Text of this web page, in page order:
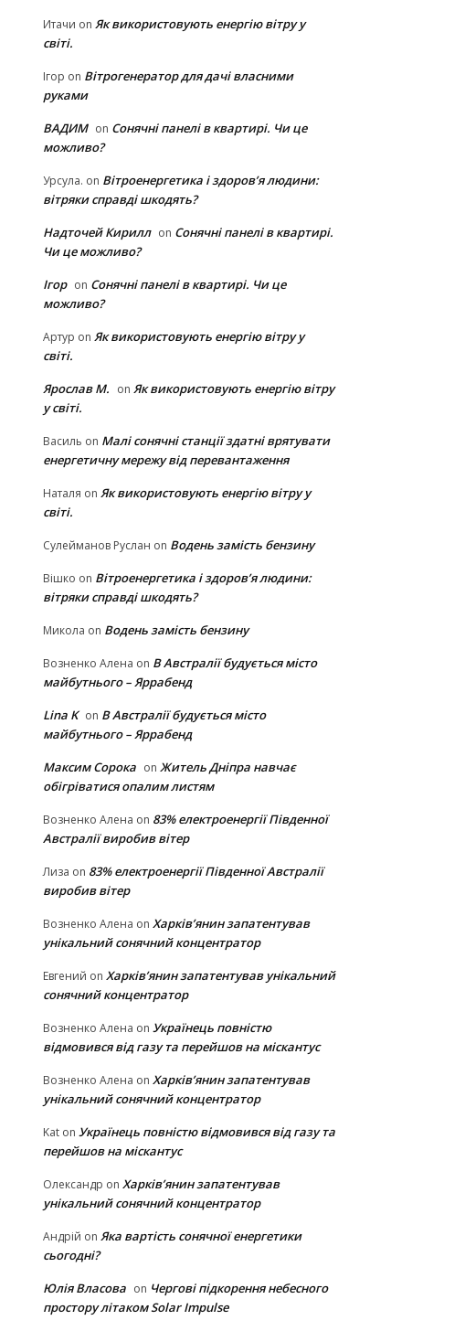
Итачи on Як використовують енергію вітру у
світі.
Ігор on Вітрогенератор для дачі власними
руками
ВАДИМ on Сонячні панелі в квартирі. Чи це
можливо?
Урсула. on Вітроенергетика і здоров’я людини:
вітряки cправді шкодять?
Надточей Кирилл on Сонячні панелі в квартирі.
Чи це можливо?
Ігор on Сонячні панелі в квартирі. Чи це
можливо?
Артур on Як використовують енергію вітру у
світі.
Ярослав М. on Як використовують енергію вітру
у світі.
Василь on Малі сонячні станції здатні врятувати
енергетичну мережу від перевантаження
Наталя on Як використовують енергію вітру у
світі.
Сулейманов Руслан on Водень замість бензину
Вішко on Вітроенергетика і здоров’я людини:
вітряки cправді шкодять?
Микола on Водень замість бензину
Возненко Алена on В Австралії будується місто
майбутнього – Яррабенд
Lina K on В Австралії будується місто
майбутнього – Яррабенд
Максим Сорока on Житель Дніпра навчає
обігріватися опалим листям
Возненко Алена on 83% електроенергії Південної
Австралії виробив вітер
Лиза on 83% електроенергії Південної Австралії
виробив вітер
Возненко Алена on Харків’янин запатентував
унікальний сонячний концентратор
Евгений on Харків’янин запатентував унікальний
сонячний концентратор
Возненко Алена on Українець повністю
відмовився від газу та перейшов на міскантус
Возненко Алена on Харків’янин запатентував
унікальний сонячний концентратор
Kat on Українець повністю відмовився від газу та
перейшов на міскантус
Олександр on Харків’янин запатентував
унікальний сонячний концентратор
Андрій on Яка вартість сонячної енергетики
сьогодні?
Юлія Власова on Чергові підкорення небесного
простору літаком Solar Impulse